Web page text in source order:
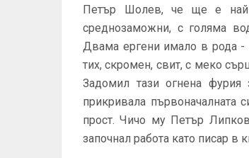
Петър Шолев, че ще е
среднозаможни, с голяма
Двама ергени имало в рода -
тих, скромен, свит, с меко
Задомил тази огнена
прикривала
прост. Чичо му Петър
започнал работа като писар в